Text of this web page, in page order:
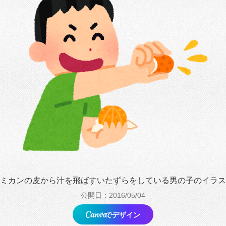
カンの皮から汁を飛ばすいたずらをしている男の子のイラ
公開日：2016/05/04
でデザイン